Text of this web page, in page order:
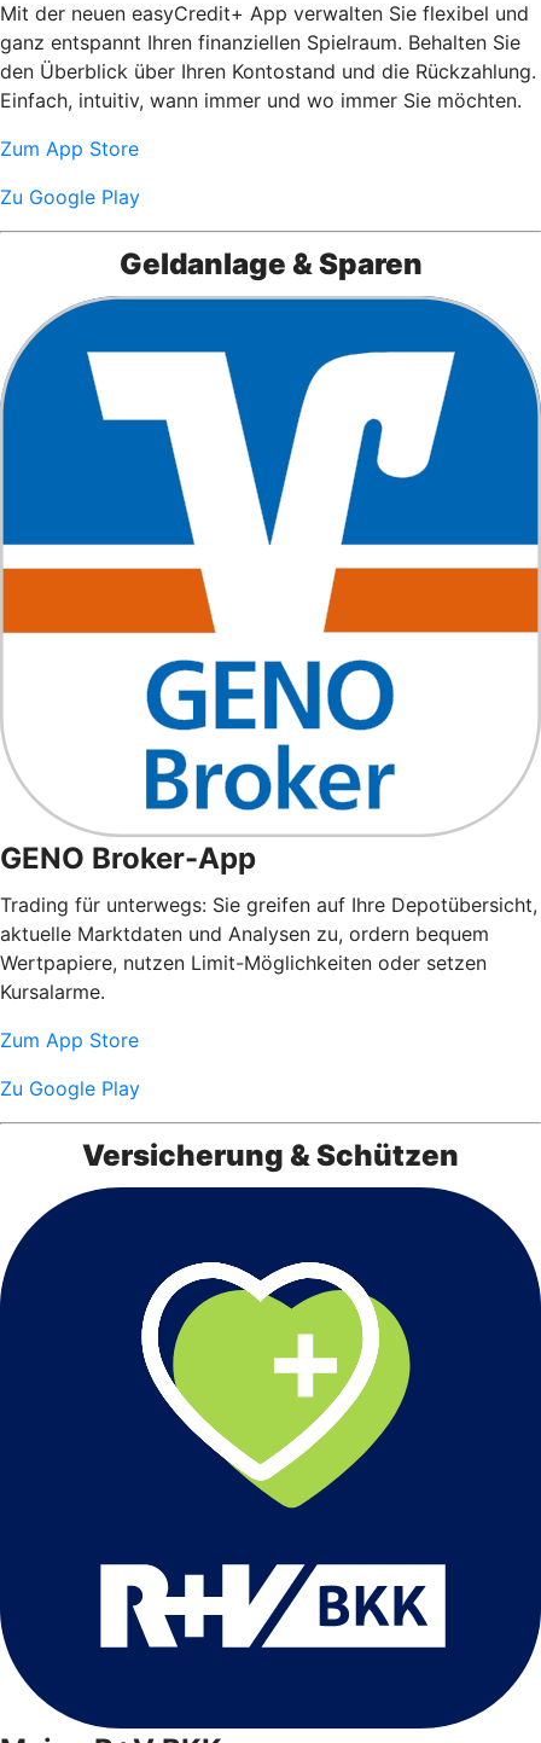
Mit der neuen easyCredit+ App verwalten Sie flexibel und
ganz entspannt Ihren finanziellen Spielraum. Behalten Sie
den Überblick über Ihren Kontostand und die Rückzahlung.
Einfach, intuitiv, wann immer und wo immer Sie möchten.
Zum App Store
Zu Google Play
Geldanlage & Sparen
GENO Broker-App
Trading für unterwegs: Sie greifen auf Ihre Depotübersicht,
aktuelle Marktdaten und Analysen zu, ordern bequem
Wertpapiere, nutzen Limit-Möglichkeiten oder setzen
Kursalarme.
Zum App Store
Zu Google Play
Versicherung & Schützen